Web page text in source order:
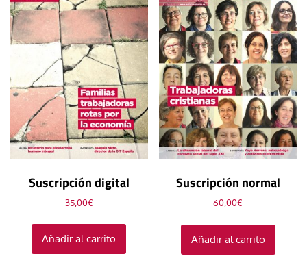
Suscripción digital
35,00€
Añadir al carrito
Suscripción normal
60,00€
Añadir al carrito